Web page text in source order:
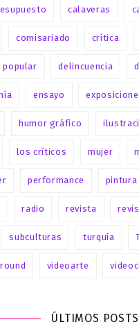
calaveras
comisariado crítica
popular delincuencia
ensayo
humor gráfico
los críticos mujer
performance pintura
radio revista
subculturas turquía
videoarte
ÚLTIMOS POSTS